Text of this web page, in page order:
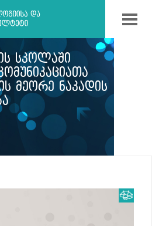
ᲡᲙᲝᲚᲐᲨᲘ
ᲛᲔᲝᲠᲔ ᲜᲐᲙᲐᲓᲘᲡ